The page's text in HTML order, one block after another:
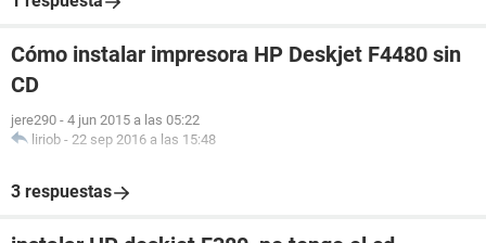
Cómo instalar impresora HP Deskjet F4480 sin
CD
jere290 - 4 jun 2015 a las 05:22
liriob - 22 sep 2016 a las 15:48
3 respuestas